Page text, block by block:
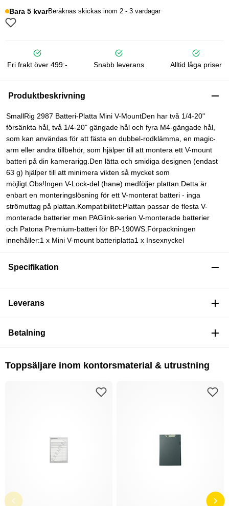
Bara 5 kvarBeräknas skickas inom 2 - 3 vardagar
Fri frakt över 499:- Snabb leverans Alltid låga priser
Produktbeskrivning
SmallRig 2987 Batteri-Platta Mini V-MountDen har två 1/4-20"
försänkta hål, två 1/4-20" gängade hål och fyra M4-gängade hål,
som kan användas för att fästa en dubbel-rodklämma, en magic-
arm eller andra tillbehör, som hjälper till att montera ett V-mount
batteri på din kamerarigg.Den lätta och smidiga designen (endast
63 g) hjälper till att minimera vikten så mycket som
möjligt.Obs!Ingen V-Lock-del (hane) medföljer plattan.Detta är
enbart en monteringslösning för ett V-monterat batteri - inga
strömuttag på plattan.Kompatibilitet:Plattan passar de flesta V-
monterade batterier men PAGlink-serien V-monterade batterier
och Patona Premium-batteri för BP-190WS.Förpackningen
innehåller:1 x Mini V-mount batteriplatta1 x Insexnyckel
Specifikation
Leverans
Betalning
Toppsäljare inom kontorsmaterial & utrustning